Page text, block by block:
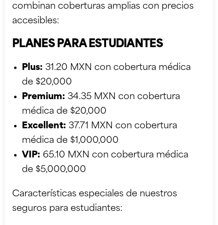
combinan coberturas amplias con precios
accesibles:
PLANES PARA ESTUDIANTES
Plus: 31.20 MXN con cobertura médica
de $20,000
Premium: 34.35 MXN con cobertura
médica de $20,000
Excellent: 37.71 MXN con cobertura
médica de $1,000,000
VIP: 65.10 MXN con cobertura médica
de $5,000,000
Características especiales de nuestros
seguros para estudiantes: